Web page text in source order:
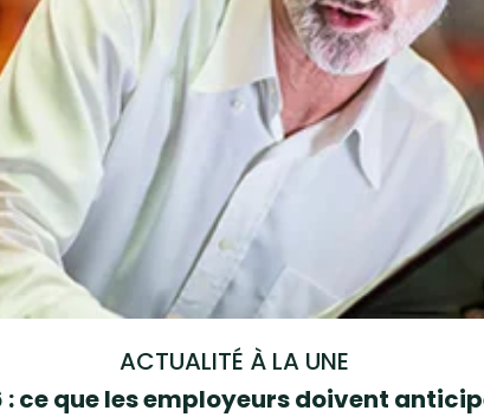
ACTUALITÉ À LA UNE
ce que les employeurs doivent